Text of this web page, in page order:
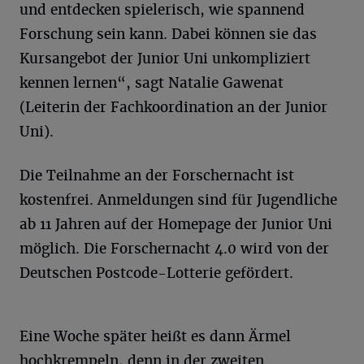
und entdecken spielerisch, wie spannend
Forschung sein kann. Dabei können sie das
Kursangebot der Junior Uni unkompliziert
kennen lernen“, sagt Natalie Gawenat
(Leiterin der Fachkoordination an der Junior
Uni).
Die Teilnahme an der Forschernacht ist
kostenfrei. Anmeldungen sind für Jugendliche
ab 11 Jahren auf der Homepage der Junior Uni
möglich. Die Forschernacht 4.0 wird von der
Deutschen Postcode-Lotterie gefördert.
Eine Woche später heißt es dann Ärmel